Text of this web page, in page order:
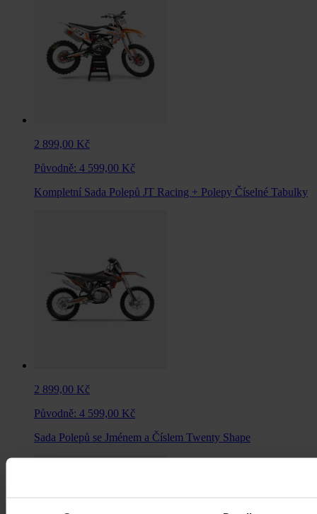
2 899,00 Kč
Původně: 4 599,00 Kč
Kompletní Sada Polepů JT Racing + Polepy Číselné Tabulky
2 899,00 Kč
Původně: 4 599,00 Kč
Sada Polepů se Jménem a Číslem Twenty Shape